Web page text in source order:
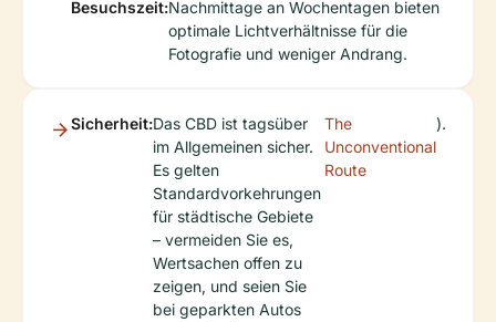
Besuchszeit:Nachmittage an Wochentagen bieten
optimale Lichtverhältnisse für die
Fotografie und weniger Andrang.
Sicherheit:Das CBD ist tagsüber
im Allgemeinen sicher.
Es gelten
Standardvorkehrungen
für städtische Gebiete
– vermeiden Sie es,
Wertsachen offen zu
zeigen, und seien Sie
bei geparkten Autos
The
Unconventional
Route
).